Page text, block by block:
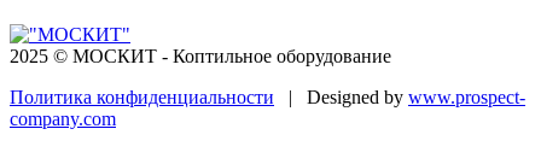
2025 © МОСКИТ - Коптильное оборудование
Политика конфиденциальности | Designed by www.prospect-
company.com